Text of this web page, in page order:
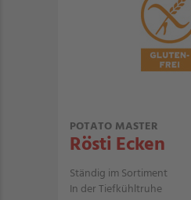
POTATO MASTER
Rösti Ecken
Ständig im Sortiment
In der Tiefkühltruhe